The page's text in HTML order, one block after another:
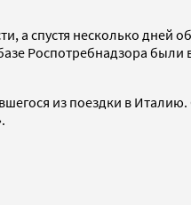
а спустя несколько дней
Роспотребнадзора
из поездки в